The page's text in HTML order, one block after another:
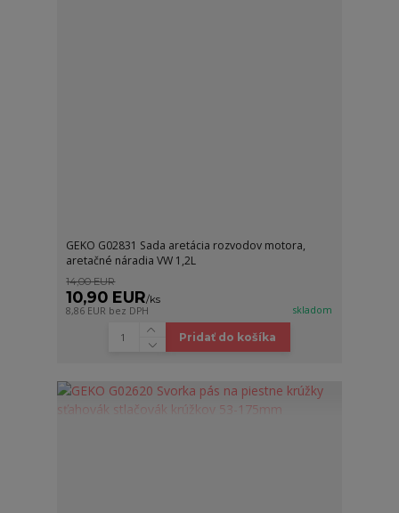
GEKO G02831 Sada aretácia rozvodov motora,
aretačné náradia VW 1,2L
14,00 EUR
10,90 EUR/ks
8,86 EUR bez DPH skladom
Pridať do košíka